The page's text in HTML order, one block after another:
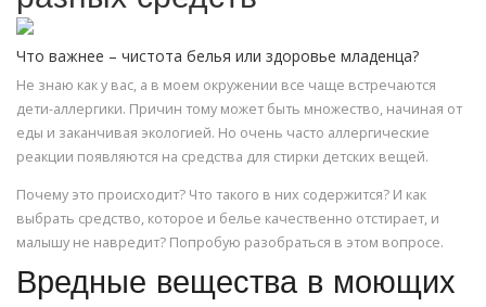
Что важнее – чистота белья или здоровье младенца?
Не знаю как у вас, а в моем окружении все чаще встречаются
дети-аллергики. Причин тому может быть множество, начиная от
еды и заканчивая экологией. Но очень часто аллергические
реакции появляются на средства для стирки детских вещей.
Почему это происходит? Что такого в них содержится? И как
выбрать средство, которое и белье качественно отстирает, и
малышу не навредит? Попробую разобраться в этом вопросе.
Вредные вещества в моющих